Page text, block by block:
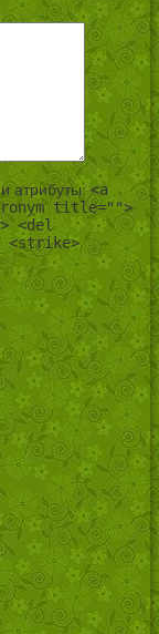
и атрибуты:<a
title="">
<del
<strike>